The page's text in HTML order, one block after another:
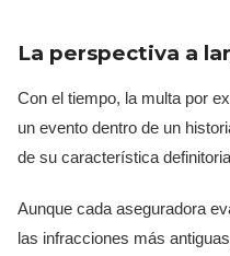
La perspectiva a
Con el tiempo, la multa por
un evento dentro de un
de su característica
Aunque cada aseguradora
las infracciones más